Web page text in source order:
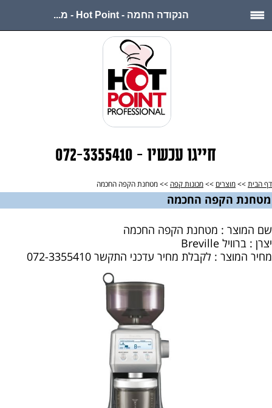
הנקודה החמה - Hot Point - מ...
חייגו עכשיו - 072-3355410
דף הבית >> מוצרים >> מכונות קפה >> מטחנת הקפה החכמה
מטחנת הקפה החכמה
שם המוצר : מטחנת הקפה החכמה
יצרן : ברוויל Breville
מחיר המוצר : לקבלת מחיר עדכני התקשר 072-3355410